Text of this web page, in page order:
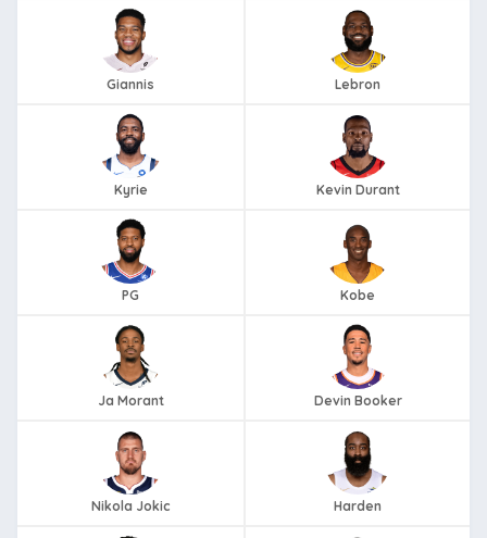
Giannis Lebron
Kyrie Kevin Durant
PG Kobe
Ja Morant Devin Booker
Nikola Jokic Harden